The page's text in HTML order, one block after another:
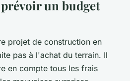
un budget
projet de construction en
pas à l'achat du terrain. Il
en compte tous les frais